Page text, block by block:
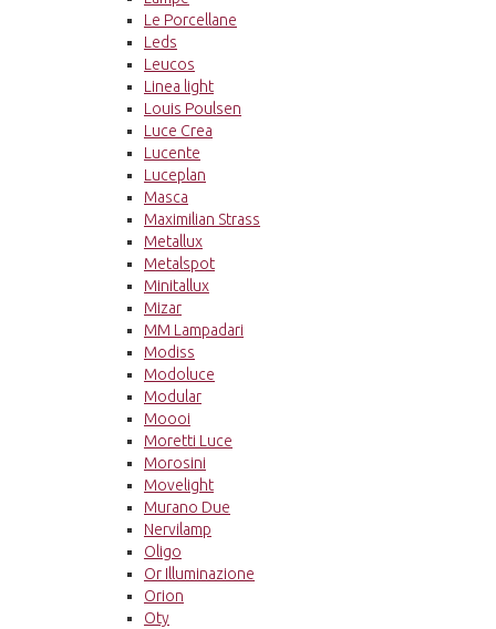
Le Porcellane
Leds
Leucos
Linea light
Louis Poulsen
Luce Crea
Lucente
Luceplan
Masca
Maximilian Strass
Metallux
Metalspot
Minitallux
Mizar
MM Lampadari
Modiss
Modoluce
Modular
Moooi
Moretti Luce
Morosini
Movelight
Murano Due
Nervilamp
Oligo
Or Illuminazione
Orion
Oty